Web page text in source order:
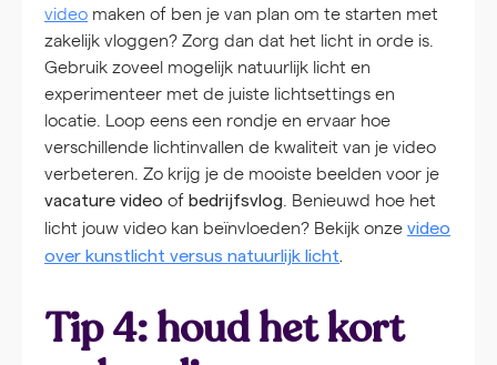
video maken of ben je van plan om te starten met
zakelijk vloggen? Zorg dan dat het licht in orde is.
Gebruik zoveel mogelijk natuurlijk licht en
experimenteer met de juiste lichtsettings en
locatie. Loop eens een rondje en ervaar hoe
verschillende lichtinvallen de kwaliteit van je video
verbeteren. Zo krijg je de mooiste beelden voor je
vacature video of bedrijfsvlog. Benieuwd hoe het
licht jouw video kan beïnvloeden? Bekijk onze video
over kunstlicht versus natuurlijk licht.
Tip 4: houd het kort